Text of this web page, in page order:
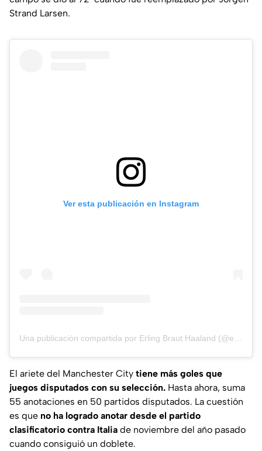
Strand Larsen.
Ver esta publicación en Instagram
El ariete del Manchester City tiene más goles que
juegos disputados con su selección. Hasta ahora, suma
55 anotaciones en 50 partidos disputados. La cuestión
es que no ha logrado anotar desde el partido
clasificatorio contra Italia de noviembre del año pasado
cuando consiguió un doblete.